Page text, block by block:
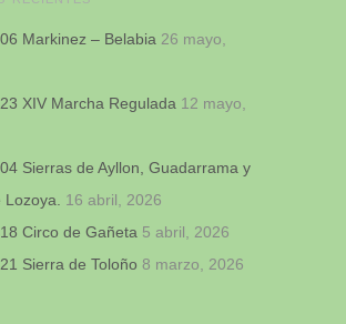
Markinez – Belabia 26 mayo,
XIV Marcha Regulada 12 mayo,
Sierras de Ayllon, Guadarrama y
16 abril, 2026
Circo de Gañeta 5 abril, 2026
Sierra de Toloño 8 marzo, 2026